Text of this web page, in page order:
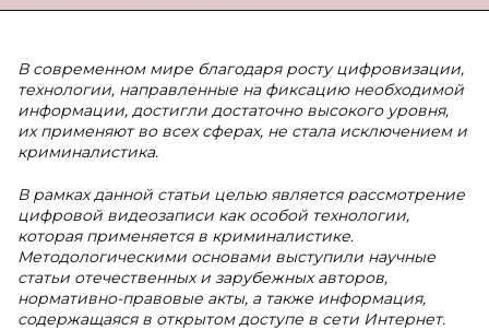
В современном мире благодаря росту цифровизации,
технологии, направленные на фиксацию необходимой
информации, достигли достаточно высокого уровня,
их применяют во всех сферах, не стала исключением и
криминалистика.
В рамках данной статьи целью является рассмотрение
цифровой видеозаписи как особой технологии,
которая применяется в криминалистике.
Методологическими основами выступили научные
статьи отечественных и зарубежных авторов,
нормативно-правовые акты, а также информация,
содержащаяся в открытом доступе в сети Интернет.